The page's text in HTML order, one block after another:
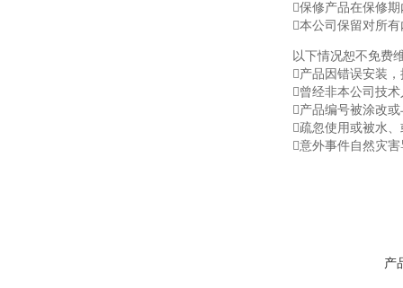
保修产品在保修
本公司保留对所
以下情况恕不免费
产品因错误安装
曾经非本公司技
产品编号被涂改
疏忽使用或被水
意外事件自然灾
产